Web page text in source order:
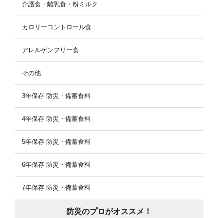
介護食・離乳食・粉ミルク
カロリーコントロール食
アレルゲンフリー食
その他
3年保存 防災・備蓄食料
4年保存 防災・備蓄食料
5年保存 防災・備蓄食料
6年保存 防災・備蓄食料
7年保存 防災・備蓄食料
防災のプロがオススメ！